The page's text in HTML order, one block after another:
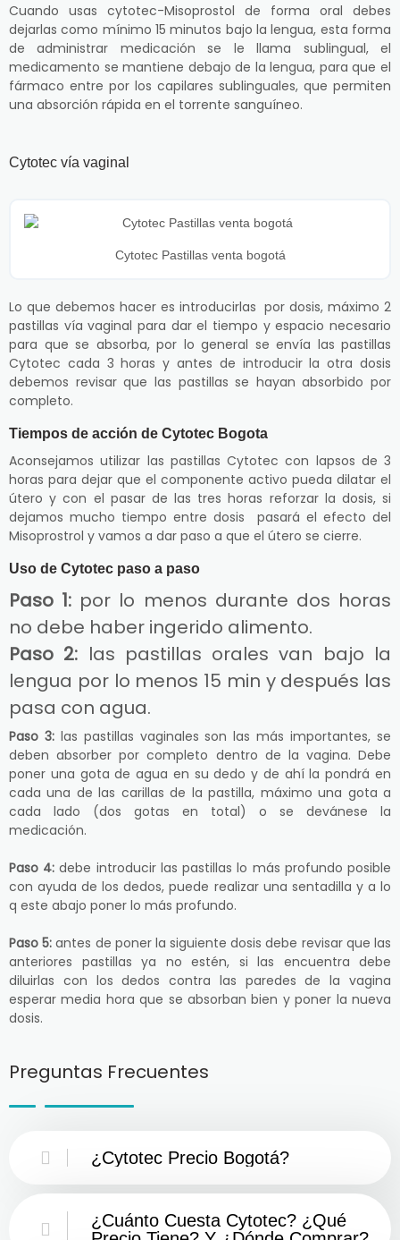
Cuando usas cytotec-Misoprostol de forma oral debes
dejarlas como mínimo 15 minutos bajo la lengua, esta forma
de administrar medicación se le llama sublingual, el
medicamento se mantiene debajo de la lengua, para que el
fármaco entre por los capilares sublinguales, que permiten
una absorción rápida en el torrente sanguíneo.
Cytotec vía vaginal
Cytotec Pastillas venta bogotá
Lo que debemos hacer es introducirlas por dosis, máximo 2
pastillas vía vaginal para dar el tiempo y espacio necesario
para que se absorba, por lo general se envía las pastillas
Cytotec cada 3 horas y antes de introducir la otra dosis
debemos revisar que las pastillas se hayan absorbido por
completo.
Tiempos de acción de Cytotec Bogota
Aconsejamos utilizar las pastillas Cytotec con lapsos de 3
horas para dejar que el componente activo pueda dilatar el
útero y con el pasar de las tres horas reforzar la dosis, si
dejamos mucho tiempo entre dosis pasará el efecto del
Misoprostrol y vamos a dar paso a que el útero se cierre.
Uso de Cytotec paso a paso
Paso 1: por lo menos durante dos horas
no debe haber ingerido alimento.
Paso 2: las pastillas orales van bajo la
lengua por lo menos 15 min y después las
pasa con agua.
Paso 3:las pastillas vaginales son las más importantes, se
deben absorber por completo dentro de la vagina. Debe
poner una gota de agua en su dedo y de ahí la pondrá en
cada una de las carillas de la pastilla, máximo una gota a
cada lado (dos gotas en total) o se devánese la
medicación.
Paso 4: debe introducir las pastillas lo más profundo posible
con ayuda de los dedos, puede realizar una sentadilla y a lo
q este abajo poner lo más profundo.
Paso 5: antes de poner la siguiente dosis debe revisar que las
anteriores pastillas ya no estén, si las encuentra debe
diluirlas con los dedos contra las paredes de la vagina
esperar media hora que se absorban bien y poner la nueva
dosis.
Preguntas Frecuentes
¿Cytotec Precio Bogotá?
¿Cuánto Cuesta Cytotec? ¿Qué